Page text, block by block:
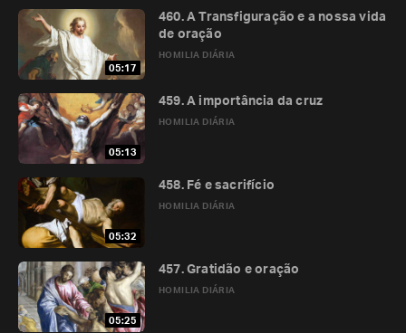
05:17
HOMILIA DIÁRIA
460. A Transfiguração e a nossa vida
de oração
05:13
HOMILIA DIÁRIA
459. A importância da cruz
05:32
HOMILIA DIÁRIA
458. Fé e sacrifício
05:25
HOMILIA DIÁRIA
457. Gratidão e oração